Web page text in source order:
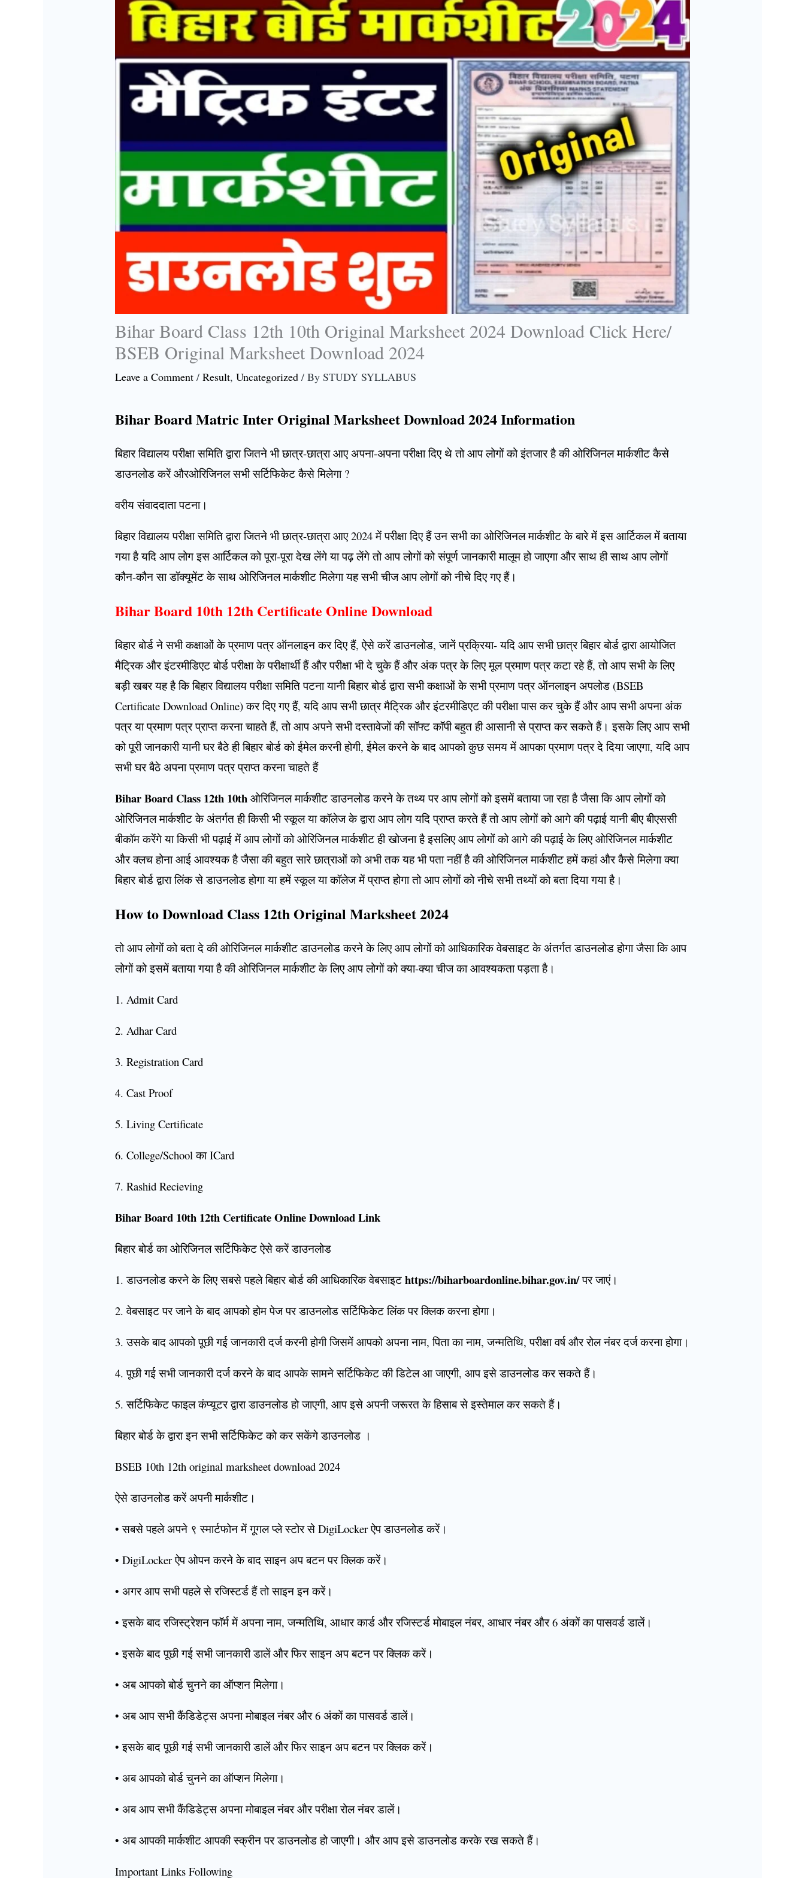
Bihar Board Class 12th 10th Original Marksheet 2024 Download Click Here/
BSEB Original Marksheet Download 2024
Leave a Comment /Result,Uncategorized / BySTUDY SYLLABUS
Bihar Board Matric Inter Original Marksheet Download 2024 Information
बिहार विद्यालय परीक्षा समिति द्वारा जितने भी छात्र-छात्रा आए अपना-अपना परीक्षा दिए थे तो आप लोगों को इंतजार है की ओरिजिनल मार्कशीट कैसे
डाउनलोड करें औरओरिजिनल सभी सर्टिफिकेट कैसे मिलेगा ?
वरीय संवाददाता पटना।
बिहार विद्यालय परीक्षा समिति द्वारा जितने भी छात्र-छात्रा आए 2024 में परीक्षा दिए हैं उन सभी का ओरिजिनल मार्कशीट के बारे में इस आर्टिकल में बताया
गया है यदि आप लोग इस आर्टिकल को पूरा-पूरा देख लेंगे या पढ़ लेंगे तो आप लोगों को संपूर्ण जानकारी मालूम हो जाएगा और साथ ही साथ आप लोगों
कौन-कौन सा डॉक्यूमेंट के साथ ओरिजिनल मार्कशीट मिलेगा यह सभी चीज आप लोगों को नीचे दिए गए हैं।
Bihar Board 10th 12th Certificate Online Download
बिहार बोर्ड ने सभी कक्षाओं के प्रमाण पत्र ऑनलाइन कर दिए हैं, ऐसे करें डाउनलोड, जानें प्रक्रिया- यदि आप सभी छात्र बिहार बोर्ड द्वारा आयोजित
मैट्रिक और इंटरमीडिएट बोर्ड परीक्षा के परीक्षार्थी हैं और परीक्षा भी दे चुके हैं और अंक पत्र के लिए मूल प्रमाण पत्र कटा रहे हैं, तो आप सभी के लिए
बड़ी खबर यह है कि बिहार विद्यालय परीक्षा समिति पटना यानी बिहार बोर्ड द्वारा सभी कक्षाओं के सभी प्रमाण पत्र ऑनलाइन अपलोड (BSEB
Certificate Download Online) कर दिए गए हैं, यदि आप सभी छात्र मैट्रिक और इंटरमीडिएट की परीक्षा पास कर चुके हैं और आप सभी अपना अंक
पत्र या प्रमाण पत्र प्राप्त करना चाहते हैं, तो आप अपने सभी दस्तावेजों की सॉफ्ट कॉपी बहुत ही आसानी से प्राप्त कर सकते हैं। इसके लिए आप सभी
को पूरी जानकारी यानी घर बैठे ही बिहार बोर्ड को ईमेल करनी होगी, ईमेल करने के बाद आपको कुछ समय में आपका प्रमाण पत्र दे दिया जाएगा, यदि आप
सभी घर बैठे अपना प्रमाण पत्र प्राप्त करना चाहते हैं
Bihar Board Class 12th 10th ओरिजिनल मार्कशीट डाउनलोड करने के तथ्य पर आप लोगों को इसमें बताया जा रहा है जैसा कि आप लोगों को
ओरिजिनल मार्कशीट के अंतर्गत ही किसी भी स्कूल या कॉलेज के द्वारा आप लोग यदि प्राप्त करते हैं तो आप लोगों को आगे की पढ़ाई यानी बीए बीएससी
बीकॉम करेंगे या किसी भी पढ़ाई में आप लोगों को ओरिजिनल मार्कशीट ही खोजना है इसलिए आप लोगों को आगे की पढ़ाई के लिए ओरिजिनल मार्कशीट
और क्लच होना आई आवश्यक है जैसा की बहुत सारे छात्राओं को अभी तक यह भी पता नहीं है की ओरिजिनल मार्कशीट हमें कहां और कैसे मिलेगा क्या
बिहार बोर्ड द्वारा लिंक से डाउनलोड होगा या हमें स्कूल या कॉलेज में प्राप्त होगा तो आप लोगों को नीचे सभी तथ्यों को बता दिया गया है।
How to Download Class 12th Original Marksheet 2024
तो आप लोगों को बता दे की ओरिजिनल मार्कशीट डाउनलोड करने के लिए आप लोगों को आधिकारिक वेबसाइट के अंतर्गत डाउनलोड होगा जैसा कि आप
लोगों को इसमें बताया गया है की ओरिजिनल मार्कशीट के लिए आप लोगों को क्या-क्या चीज का आवश्यकता पड़ता है।
1. Admit Card
2. Adhar Card
3. Registration Card
4. Cast Proof
5. Living Certificate
6. College/School का ICard
7. Rashid Recieving
Bihar Board 10th 12th Certificate Online Download Link
बिहार बोर्ड का ओरिजिनल सर्टिफिकेट ऐसे करें डाउनलोड
1. डाउनलोड करने के लिए सबसे पहले बिहार बोर्ड की आधिकारिक वेबसाइटhttps://biharboardonline.bihar.gov.in/पर जाएं।
2. वेबसाइट पर जाने के बाद आपको होम पेज पर डाउनलोड सर्टिफिकेट लिंक पर क्लिक करना होगा।
3. उसके बाद आपको पूछी गई जानकारी दर्ज करनी होगी जिसमें आपको अपना नाम, पिता का नाम, जन्मतिथि, परीक्षा वर्ष और रोल नंबर दर्ज करना होगा।
4. पूछी गई सभी जानकारी दर्ज करने के बाद आपके सामने सर्टिफिकेट की डिटेल आ जाएगी, आप इसे डाउनलोड कर सकते हैं।
5. सर्टिफिकेट फाइल कंप्यूटर द्वारा डाउनलोड हो जाएगी, आप इसे अपनी जरूरत के हिसाब से इस्तेमाल कर सकते हैं।
बिहार बोर्ड के द्वारा इन सभी सर्टिफिकेट को कर सकेंगे डाउनलोड ।
BSEB 10th 12th original marksheet download 2024
ऐसे डाउनलोड करें अपनी मार्कशीट।
• सबसे पहले अपने ९ स्मार्टफोन में गूगल प्ले स्टोर से DigiLocker ऐप डाउनलोड करें।
• DigiLocker ऐप ओपन करने के बाद साइन अप बटन पर क्लिक करें।
• अगर आप सभी पहले से रजिस्टर्ड हैं तो साइन इन करें।
• इसके बाद रजिस्ट्रेशन फॉर्म में अपना नाम, जन्मतिथि, आधार कार्ड और रजिस्टर्ड मोबाइल नंबर, आधार नंबर और 6 अंकों का पासवर्ड डालें।
• इसके बाद पूछी गई सभी जानकारी डालें और फिर साइन अप बटन पर क्लिक करें।
• अब आपको बोर्ड चुनने का ऑप्शन मिलेगा।
• अब आप सभी कैंडिडेट्स अपना मोबाइल नंबर और 6 अंकों का पासवर्ड डालें।
• इसके बाद पूछी गई सभी जानकारी डालें और फिर साइन अप बटन पर क्लिक करें।
• अब आपको बोर्ड चुनने का ऑप्शन मिलेगा।
• अब आप सभी कैंडिडेट्स अपना मोबाइल नंबर और परीक्षा रोल नंबर डालें।
• अब आपकी मार्कशीट आपकी स्क्रीन पर डाउनलोड हो जाएगी। और आप इसे डाउनलोड करके रख सकते हैं।
Important Links Following